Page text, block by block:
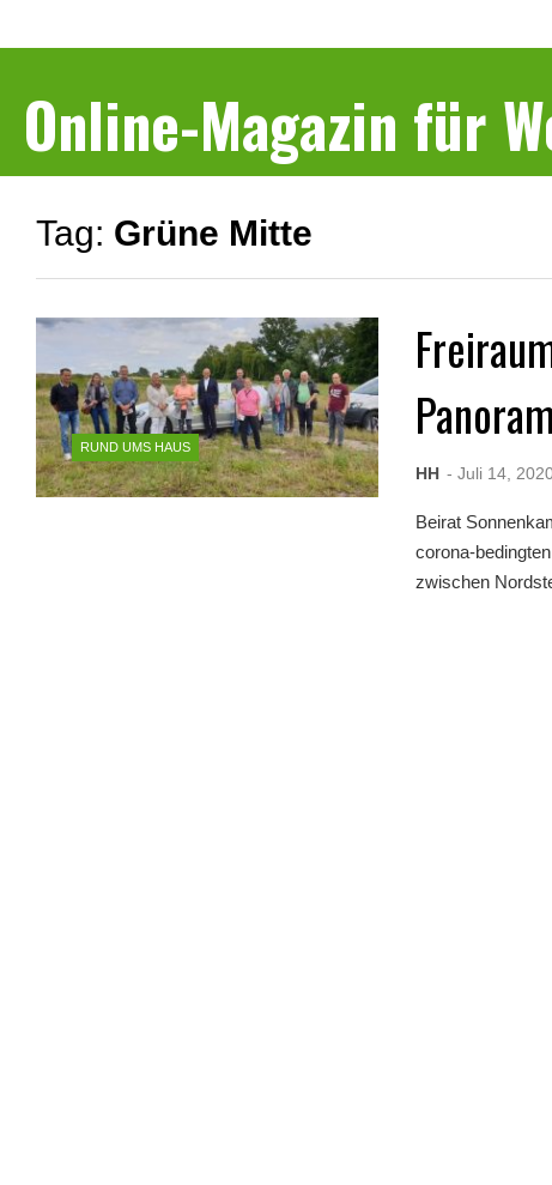
Online-Magazin für
Tag: Grüne Mitte
RUND UMS HAUS
HH - Juli 14,
Beirat
corona-
zwischen